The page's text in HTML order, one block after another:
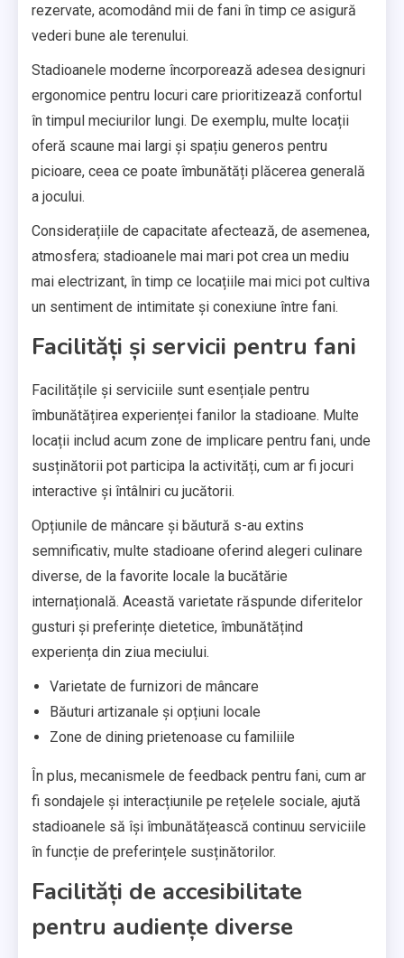
rezervate, acomodând mii de fani în timp ce asigură
vederi bune ale terenului.
Stadioanele moderne încorporează adesea designuri
ergonomice pentru locuri care prioritizează confortul
în timpul meciurilor lungi. De exemplu, multe locații
oferă scaune mai largi și spațiu generos pentru
picioare, ceea ce poate îmbunătăți plăcerea generală
a jocului.
Considerațiile de capacitate afectează, de asemenea,
atmosfera; stadioanele mai mari pot crea un mediu
mai electrizant, în timp ce locațiile mai mici pot cultiva
un sentiment de intimitate și conexiune între fani.
Facilități și servicii pentru fani
Facilitățile și serviciile sunt esențiale pentru
îmbunătățirea experienței fanilor la stadioane. Multe
locații includ acum zone de implicare pentru fani, unde
susținătorii pot participa la activități, cum ar fi jocuri
interactive și întâlniri cu jucătorii.
Opțiunile de mâncare și băutură s-au extins
semnificativ, multe stadioane oferind alegeri culinare
diverse, de la favorite locale la bucătărie
internațională. Această varietate răspunde diferitelor
gusturi și preferințe dietetice, îmbunătățind
experiența din ziua meciului.
Varietate de furnizori de mâncare
Băuturi artizanale și opțiuni locale
Zone de dining prietenoase cu familiile
În plus, mecanismele de feedback pentru fani, cum ar
fi sondajele și interacțiunile pe rețelele sociale, ajută
stadioanele să își îmbunătățească continuu serviciile
în funcție de preferințele susținătorilor.
Facilități de accesibilitate
pentru audiențe diverse